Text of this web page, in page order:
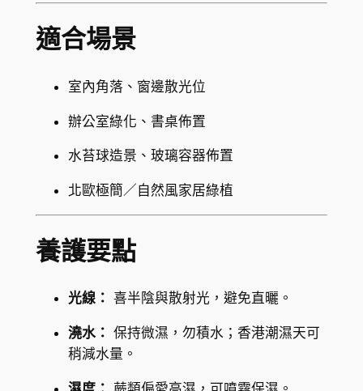
e
a
適合場景
室內角落、窗邊散光位
辦公室綠化、書桌佈置
水苔球造景、玻璃容器佈置
北歐極簡／自然風家居綠植
養護要點
光線： 喜半陰與散射光，避免直曬。
澆水： 保持微濕，勿積水；香港潮濕天可
稍減水量。